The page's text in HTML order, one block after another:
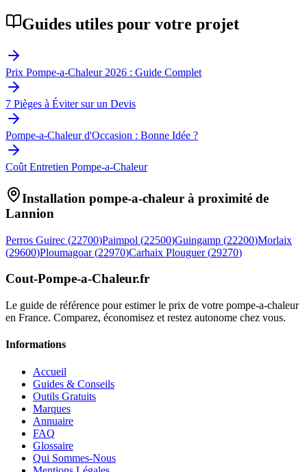
Guides utiles pour votre projet
Prix Pompe-a-Chaleur 2026 : Guide Complet
7 Pièges à Éviter sur un Devis
Pompe-a-Chaleur d'Occasion : Bonne Idée ?
Coût Entretien Pompe-a-Chaleur
Installation pompe-a-chaleur à proximité de
Lannion
Perros Guirec (22700)Paimpol (22500)Guingamp (22200)Morlaix
(29600)Ploumagoar (22970)Carhaix Plouguer (29270)
Cout-Pompe-a-Chaleur.fr
Le guide de référence pour estimer le prix de votre pompe-a-chaleur
en France. Comparez, économisez et restez autonome chez vous.
Informations
Accueil
Guides & Conseils
Outils Gratuits
Marques
Annuaire
FAQ
Glossaire
Qui Sommes-Nous